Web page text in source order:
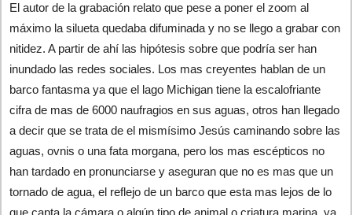
El autor de la grabación relato que pese a poner el zoom al
máximo la silueta quedaba difuminada y no se llego a grabar con
nitidez. A partir de ahí las hipótesis sobre que podría ser han
inundado las redes sociales. Los mas creyentes hablan de un
barco fantasma ya que el lago Michigan tiene la escalofriante
cifra de mas de 6000 naufragios en sus aguas, otros han llegado
a decir que se trata de el mismísimo Jesús caminando sobre las
aguas, ovnis o una fata morgana, pero los mas escépticos no
han tardado en pronunciarse y aseguran que no es mas que un
tornado de agua, el reflejo de un barco que esta mas lejos de lo
que capta la cámara o algún tipo de animal o criatura marina, ya